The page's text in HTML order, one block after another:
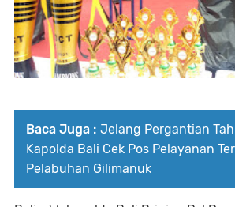
Baca Juga : Jelang Pergantian
Kapolda Bali Cek Pos Pelayanan
Pelabuhan Gilimanuk